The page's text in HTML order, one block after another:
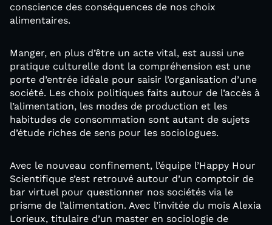
conscience des conséquences de nos choix
alimentaires.
Manger, en plus d’être un acte vital, est aussi une
pratique culturelle dont la compréhension est une
porte d’entrée idéale pour saisir l’organisation d’une
société. Les choix politiques faits autour de l’accès à
l’alimentation, les modes de production et les
habitudes de consommation sont autant de sujets
d’étude riches de sens pour les sociologues.
Avec le nouveau confinement, l’équipe l’Happy Hour
Scientifique s’est retrouvé autour d’un comptoir de
bar virtuel pour questionner nos sociétés via le
prisme de l’alimentation. Avec l’invitée du mois Alexia
Lorieux, titulaire d’un master en sociologie de